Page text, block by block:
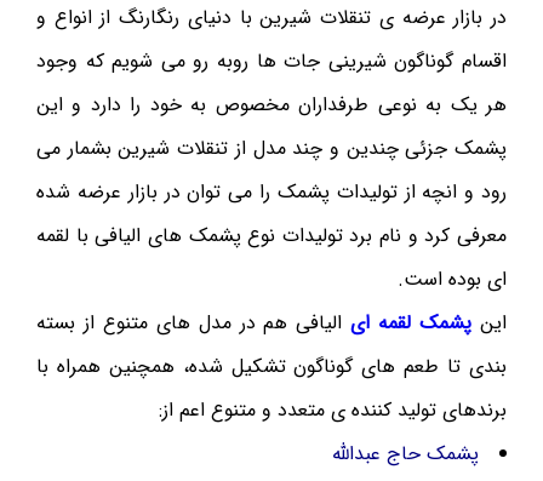
در بازار عرضه ی تنقلات شیرین با دنیای رنگارنگ از انواع و
اقسام گوناگون شیرینی جات ها روبه رو می شویم که وجود
هر یک به نوعی طرفداران مخصوص به خود را دارد و این
پشمک جزئی چندین و چند مدل از تنقلات شیرین بشمار می
رود و انچه از تولیدات پشمک را می توان در بازار عرضه شده
معرفی کرد و نام برد تولیدات نوع پشمک های الیافی با لقمه
ای بوده است.
این پشمک لقمه ایالیافی هم در مدل های متنوع از بسته
بندی تا طعم های گوناگون تشکیل شده، همچنین همراه با
برندهای تولید کننده ی متعدد و متنوع اعم از:
پشمک حاج عبدالله